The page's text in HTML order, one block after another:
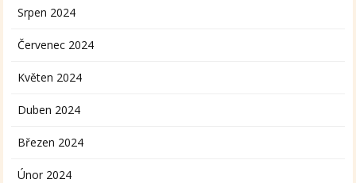
Srpen 2024
Červenec 2024
Květen 2024
Duben 2024
Březen 2024
Únor 2024